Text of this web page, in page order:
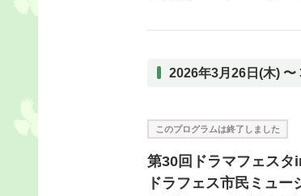
2026年3月26日(木) 〜
このプログラムは終了しました
第30回ドラマフェスタ
ドラフェス市民ミュー